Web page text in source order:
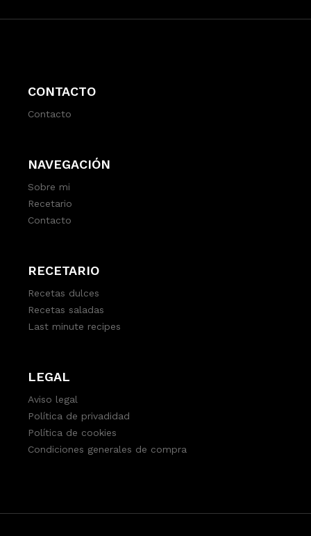
CONTACTO
Contacto
NAVEGACIÓN
Sobre mi
Recetario
Contacto
RECETARIO
Recetas dulces
Recetas saladas
Last minute recipes
LEGAL
Aviso legal
Política de privadidad
Política de cookies
Condiciones generales de compra